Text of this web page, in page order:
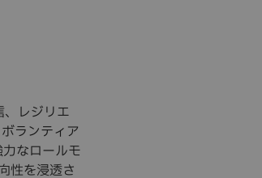
レジリエ
ランティア
なロールモ
性を浸透さ